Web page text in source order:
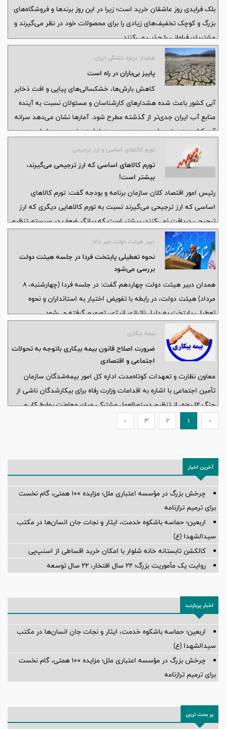
بلک فرایدی روز عاشقان خرید است؛ زیرا در این روز برندها و فروشگاه‌های
بزرگ و کوچک تخفیف‌های زیادی را برای محصولات خود در نظر می‌گیرند و
مشتریان فراوانی را جذب می‌کنند.
هشدار درباره تشنگی ایران
پاییز بی‌باران در راه است
کاهش بارش‌ها، خشکسالی‌های پیاپی و افت ذخایر
آبی کشور باعث شده هشدارهای کارشناسان و مسئولان نسبت به آینده
منابع آب ایران جدی‌تر از گذشته مطرح شود. آمارها نشان می‌دهد سرانه
آب کشور به مرز بحران رسیده و درصورت ادامه روند موجود، ایران در
ردیف کشورهای بسیار کم‌آب قرار خواهد گرفت.
تورم کالاهای اساسی و ارز ترجیحی
تورم کالاهای اساسی که ارز ترجیحی می‌گیرند،
بیشتر است!
رئیس امور اقتصاد کلان سازمان برنامه و بودجه گفت: تورم کالاهای
اساسی که ارز ترجیحی می‌گیرند نسبت به تورم کالاهایی دیگری که ارز
ترجیحی دریافت نمی‌کنند، بیشتر است که بیانگر ضعف در سیستم تنظیم
بازار است و ارتباط چندانی با سیاست ارزی و اقدامات سیاستگذار پولی
ندارد.
دبیر هیئت دولت خبر داد:
نحوه تعطیلی پایتخت فردا در جلسه هیئت دولت
بررسی می‌شود
همدان دبیر هیئت دولت چهاردهم گفت: در جلسه فردا (چهارشنبه، ۸
مرداد) هیئت دولت، در رابطه با تفویض اختیار به استانداران و نحوه
تعطیلی پایتخت به دلیل ناترازی انرژی، تصمیم گرفته می‌شود.
بیمه بیکاری
ضرورت اصلاح قانون بیمه بیکاری باتوجه به تحولات
اجتماعی و اقتصادی
معاون نظارت و تعهدات کوتاه‌مدت اداره کل امور بیمه‌شدگان سازمان
تأمین اجتماعی با اشاره به اقدامات وزارت رفاه برای بیکارشدگان ناشی از
جنگ ۱۲ روزه، از تنظیم دستورالعمل مشترکی میان معاونت روابط کار و
سازمان تامین اجتماعی در این زمینه خبر داد و اعلام کرد: باتوجه به
شرایط پیش‌آمده، تمهیداتی اندیشه شده تا افرادی که به دلیل قطعی یا
بیکاری خود در بازه زمانی جنگ اخیر در مهلت قانونی ۳۰ روزه نشده‌اند
بتوانند درخواست بیمه بیکاری خود را ارائه و از حمایت بیمه بیکاری
بهره‌مند شوند و مقرر است مقرری بیمه بیکاری آنها در سریع‌ترین زمان
پرداخت شود.
‹
1
2
3
›
آخرین اخبار
چرخش بزرگ در مؤسسه اعتباری ملل؛ مزایده ۱۰۰ همتی، گام نخست
برای ترمیم ترازنامه
اربعین؛ حماسه باشکوه خدمت، ایثار و نجات جان انسان‌ها در مکتب
سیدالشهدا (ع)
کالکشن تابستانه خانه شلوار با امکان خرید اقساطی از اسنپ‌پی
روایت یک مأموریت بزرگ؛ ۲۲ سال افتخار، ۲۲ سال توسعه
اخبار پربازدید
اربعین؛ حماسه باشکوه خدمت، ایثار و نجات جان انسان‌ها در مکتب
سیدالشهدا (ع)
چرخش بزرگ در مؤسسه اعتباری ملل؛ مزایده ۱۰۰ همتی، گام نخست
برای ترمیم ترازنامه
پر بحث ترین